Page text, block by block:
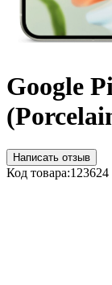
Google
Написать отзыв
Код товара:123624